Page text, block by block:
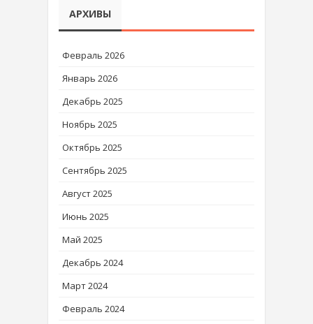
АРХИВЫ
Февраль 2026
Январь 2026
Декабрь 2025
Ноябрь 2025
Октябрь 2025
Сентябрь 2025
Август 2025
Июнь 2025
Май 2025
Декабрь 2024
Март 2024
Февраль 2024